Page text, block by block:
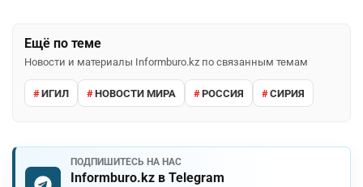
Ещё по теме
Новости и материалы Informburo.kz по связанным темам
ИГИЛ НОВОСТИ МИРА РОССИЯ СИРИЯ
ПОДПИШИТЕСЬ НА НАС
Informburo.kz в Telegram